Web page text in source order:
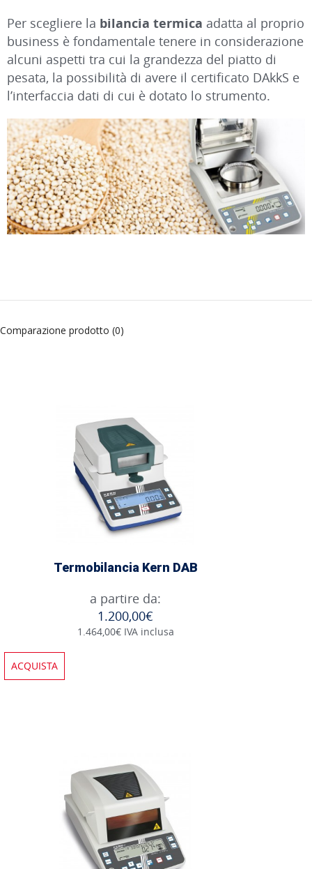
Per scegliere la bilancia termica adatta al proprio
business è fondamentale tenere in considerazione
alcuni aspetti tra cui la grandezza del piatto di
pesata, la possibilità di avere il certificato DAkkS e
l’interfaccia dati di cui è dotato lo strumento.
Comparazione prodotto (0)
Termobilancia Kern DAB
a partire da:
1.200,00€
1.464,00€ IVA inclusa
ACQUISTA